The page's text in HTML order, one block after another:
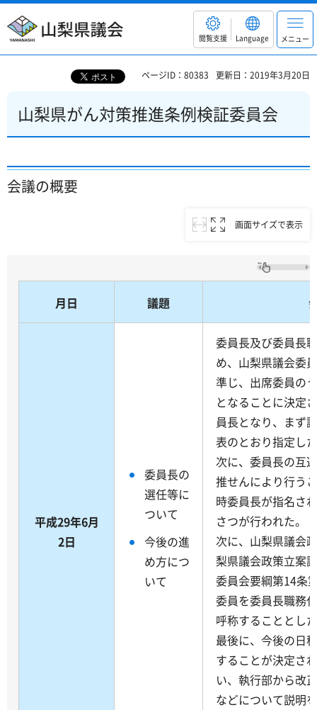
山梨県議会
閲覧支援 Language メニュー
ページID：80383 更新日：2019年3月20日
山梨県がん対策推進条例検証委員会
会議の概要
画面サイズで表示
月日 議題
平成29年6月
2日
委員長の
選任等に
ついて
今後の進
め方につ
いて
委員長及び委員長
め、山梨県議会委
準じ、出席委員の
となることに決定
員長となり、まず
表のとおり指定し
次に、委員長の互
推せんにより行う
時委員長が指名さ
さつが行われた。
次に、山梨県議会
梨県議会政策立案
委員会要綱第14条
委員を委員長職務
呼称することとし
最後に、今後の日
することが決定さ
い、執行部から改
などについて説明